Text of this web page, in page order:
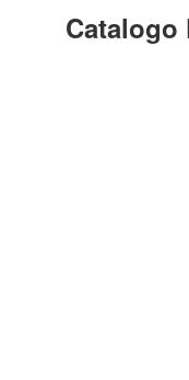
Catalogo